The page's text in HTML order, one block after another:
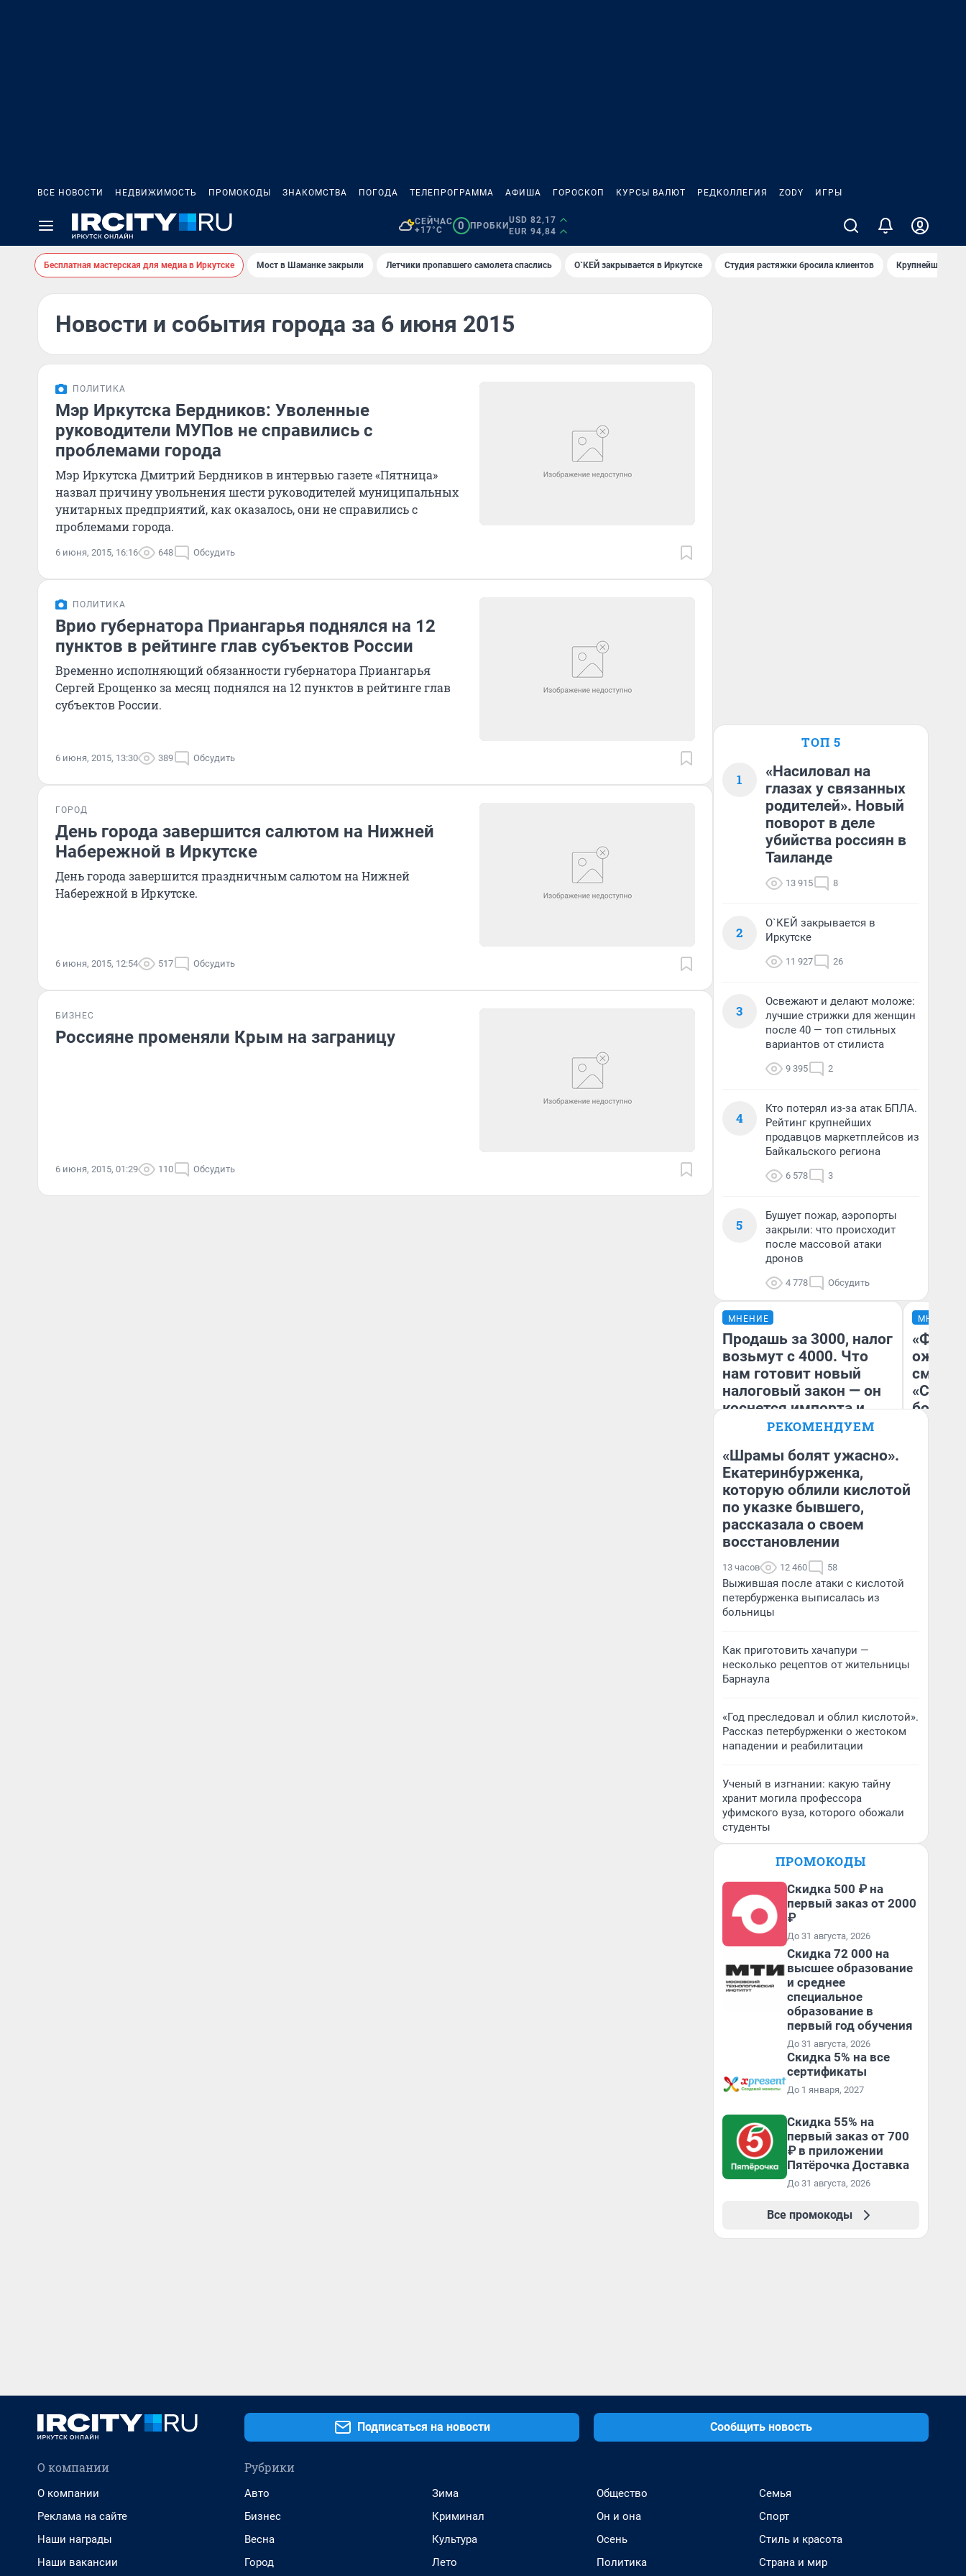
ВСЕ НОВОСТИ НЕДВИЖИМОСТЬ ПРОМОКОДЫ ЗНАКОМСТВА ПОГОДА ТЕЛЕПРОГРАММА АФИША ГОРОСКОП КУРСЫ ВАЛЮТ РЕДКОЛЛЕГИЯ ZODY ИГРЫ
СЕЙЧАС
+17°C
0 ПРОБКИ
USD 82,17
EUR 94,84
Бесплатная мастерская для медиа в Иркутске Мост в Шаманке закрыли Летчики пропавшего самолета спаслись О`КЕЙ закрывается в Иркутске Студия растяжки бросила клиентов Крупнейшие
Новости и события города за 6 июня 2015
ПОЛИТИКА
Мэр Иркутска Бердников: Уволенные
руководители МУПов не справились с
проблемами города
Мэр Иркутска Дмитрий Бердников в интервью газете «Пятница»
назвал причину увольнения шести руководителей муниципальных
унитарных предприятий, как оказалось, они не справились с
проблемами города.
6 июня, 2015, 16:16 648 Обсудить
ПОЛИТИКА
Врио губернатора Приангарья поднялся на 12
пунктов в рейтинге глав субъектов России
Временно исполняющий обязанности губернатора Приангарья
Сергей Ерощенко за месяц поднялся на 12 пунктов в рейтинге глав
субъектов России.
6 июня, 2015, 13:30 389 Обсудить
ГОРОД
День города завершится салютом на Нижней
Набережной в Иркутске
День города завершится праздничным салютом на Нижней
Набережной в Иркутске.
6 июня, 2015, 12:54 517 Обсудить
БИЗНЕС
Россияне променяли Крым на заграницу
6 июня, 2015, 01:29 110 Обсудить
ТОП 5
1
«Насиловал на
глазах у связанных
родителей». Новый
поворот в деле
убийства россиян в
Таиланде
13 915 8
2
О`КЕЙ закрывается в
Иркутске
11 927 26
3
Освежают и делают моложе:
лучшие стрижки для женщин
после 40 — топ стильных
вариантов от стилиста
9 395 2
4
Кто потерял из-за атак БПЛА.
Рейтинг крупнейших
продавцов маркетплейсов из
Байкальского региона
6 578 3
5
Бушует пожар, аэропорты
закрыли: что происходит
после массовой атаки
дронов
4 778 Обсудить
МНЕНИЕ
Продашь за 3000, налог
возьмут с 4000. Что
нам готовит новый
налоговый закон — он
коснется импорта и
даже репетиторов
Анастасия Завгородняя
МНЕНИЕ
РЕКОМЕНДУЕМ
«Шрамы болят ужасно».
Екатеринбурженка,
которую облили кислотой
по указке бывшего,
рассказала о своем
восстановлении
13 часов 12 460 58
Выжившая после атаки с кислотой
петербурженка выписалась из
больницы
Как приготовить хачапури —
несколько рецептов от жительницы
Барнаула
«Год преследовал и облил кислотой».
Рассказ петербурженки о жестоком
нападении и реабилитации
Ученый в изгнании: какую тайну
хранит могила профессора
уфимского вуза, которого обожали
студенты
ПРОМОКОДЫ
Скидка 500 ₽ на
первый заказ от 2000
₽
До 31 августа, 2026
Скидка 72 000 на
высшее образование
и среднее
специальное
образование в
первый год обучения
До 31 августа, 2026
Скидка 5% на все
сертификаты
До 1 января, 2027
Скидка 55% на
первый заказ от 700
₽ в приложении
Пятёрочка Доставка
До 31 августа, 2026
Все промокоды
Подписаться на новости Сообщить новость
О компании
О компании
Реклама на сайте
Наши награды
Наши вакансии
Рубрики
Авто
Бизнес
Весна
Город
Зима
Криминал
Культура
Лето
Общество
Он и она
Осень
Политика
Семья
Спорт
Стиль и красота
Страна и мир